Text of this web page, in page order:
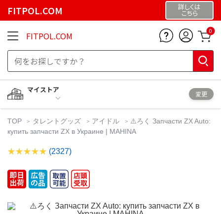
FITPOL.COM 詳しくは
こちら
FITPOL.COM 0
マイストア
変更
TOP タレントグッズ アイドル
⚠️ろく Запчасти ZX Auto:
купить запчасти ZX в Украине | MAHINA
(2327)